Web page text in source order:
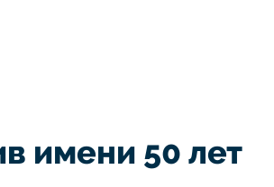
имени 50 лет